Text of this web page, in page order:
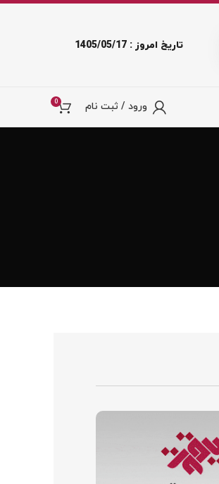
تاریخ امروز : 1405/05/17
ورود / ثبت نام 0